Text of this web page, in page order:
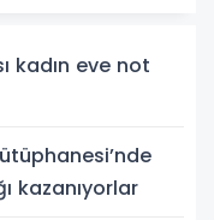
kadın eve not
kazanıyorlar